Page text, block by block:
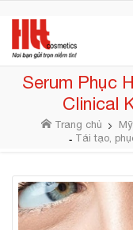
Serum Phục
Clinical
Trang chủ
Tái tạo,